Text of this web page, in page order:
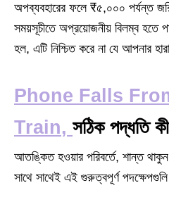
অপব্যবহারের ফলে ₹৫,০০০ পর্যন্ত
সময়সূচীতে অপ্রয়োজনীয় বিলম্ব হতে
হল, এটি নিশ্চিত করে না যে আপনার
Phone Falls
Train, সঠিক পদ্ধতি
আতঙ্কিত হওয়ার পরিবর্তে, শান্ত
সাথে সাথেই এই গুরুত্বপূর্ণ